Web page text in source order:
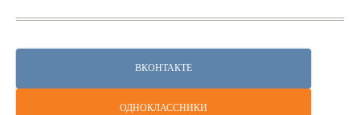
ВКОНТАКТЕ
ОДНОКЛАССНИКИ